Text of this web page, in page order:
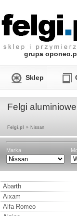
grupa
Sklep
Felgi
Felgi.pl » Nissan
Marka
Abarth
Aixam
Alfa Romeo